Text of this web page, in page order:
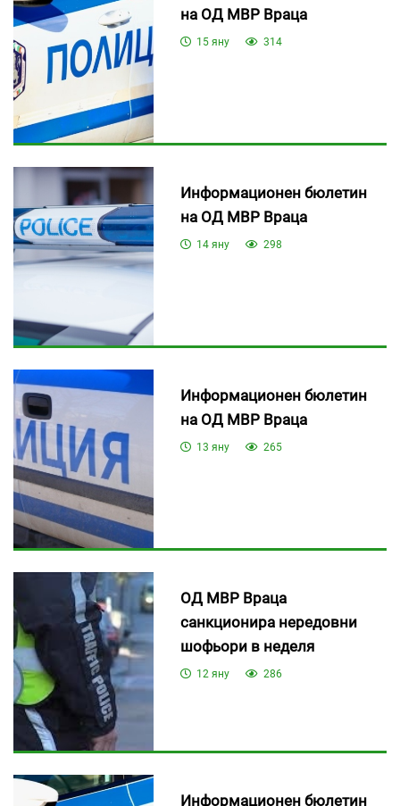
на ОД МВР Враца
15 яну 314
Информационен бюлетин
на ОД МВР Враца
14 яну 298
Информационен бюлетин
на ОД МВР Враца
13 яну 265
ОД МВР Враца
санкционира нередовни
шофьори в неделя
12 яну 286
Информационен бюлетин